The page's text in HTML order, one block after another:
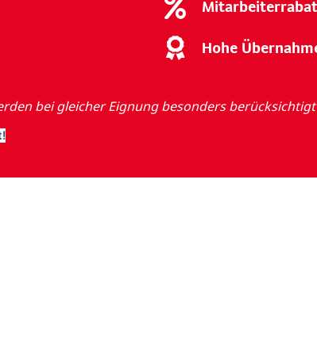
Hohe
bei gleicher Eignung besonders berücksichtigt